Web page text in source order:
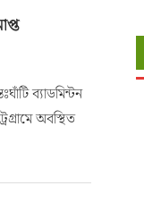
ব্যাডমিন্টন
অবস্থিত